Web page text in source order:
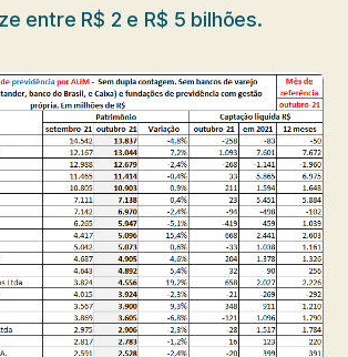
entre R$ 2 e R$ 5 bilhões.